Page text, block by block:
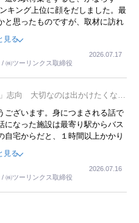
キング上位に顔をだしました。最
思ったものですが、取材に訪れ
、興味深い話が次々が飛び出しま
い出すことが２つあります。一つ
見学させ、サービス業、接客業
です。 もう一つは1800円もする
あたり、社内に懸念もあったそう
ンバーの高級外車が停まっている
と確信したそうです。今回の記
見る
㈱ツーリンクス取締役
2026.07.17
志向 大切なのは出かけたくなる
ざいます。身につまされる話で
になった施設は最寄り駅からバス
宅からだと、１時間以上かかり
理由で、その施設を選択したので
ででした。シニアの住まい選び
家族の足の便も考えない外池ない
見る
㈱ツーリンクス取締役
2026.07.16